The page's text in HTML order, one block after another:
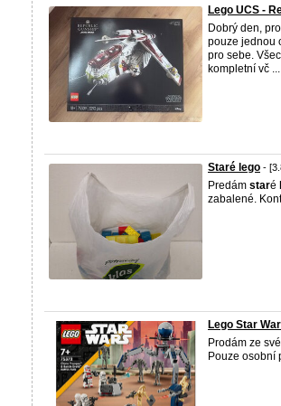
Lego UCS -
Dobrý den,
pouze jednou
pro sebe.
kompletní vč ...
Staré lego -
Predám staré
zabalené.
Lego Star
Prodám ze
Pouze osobní